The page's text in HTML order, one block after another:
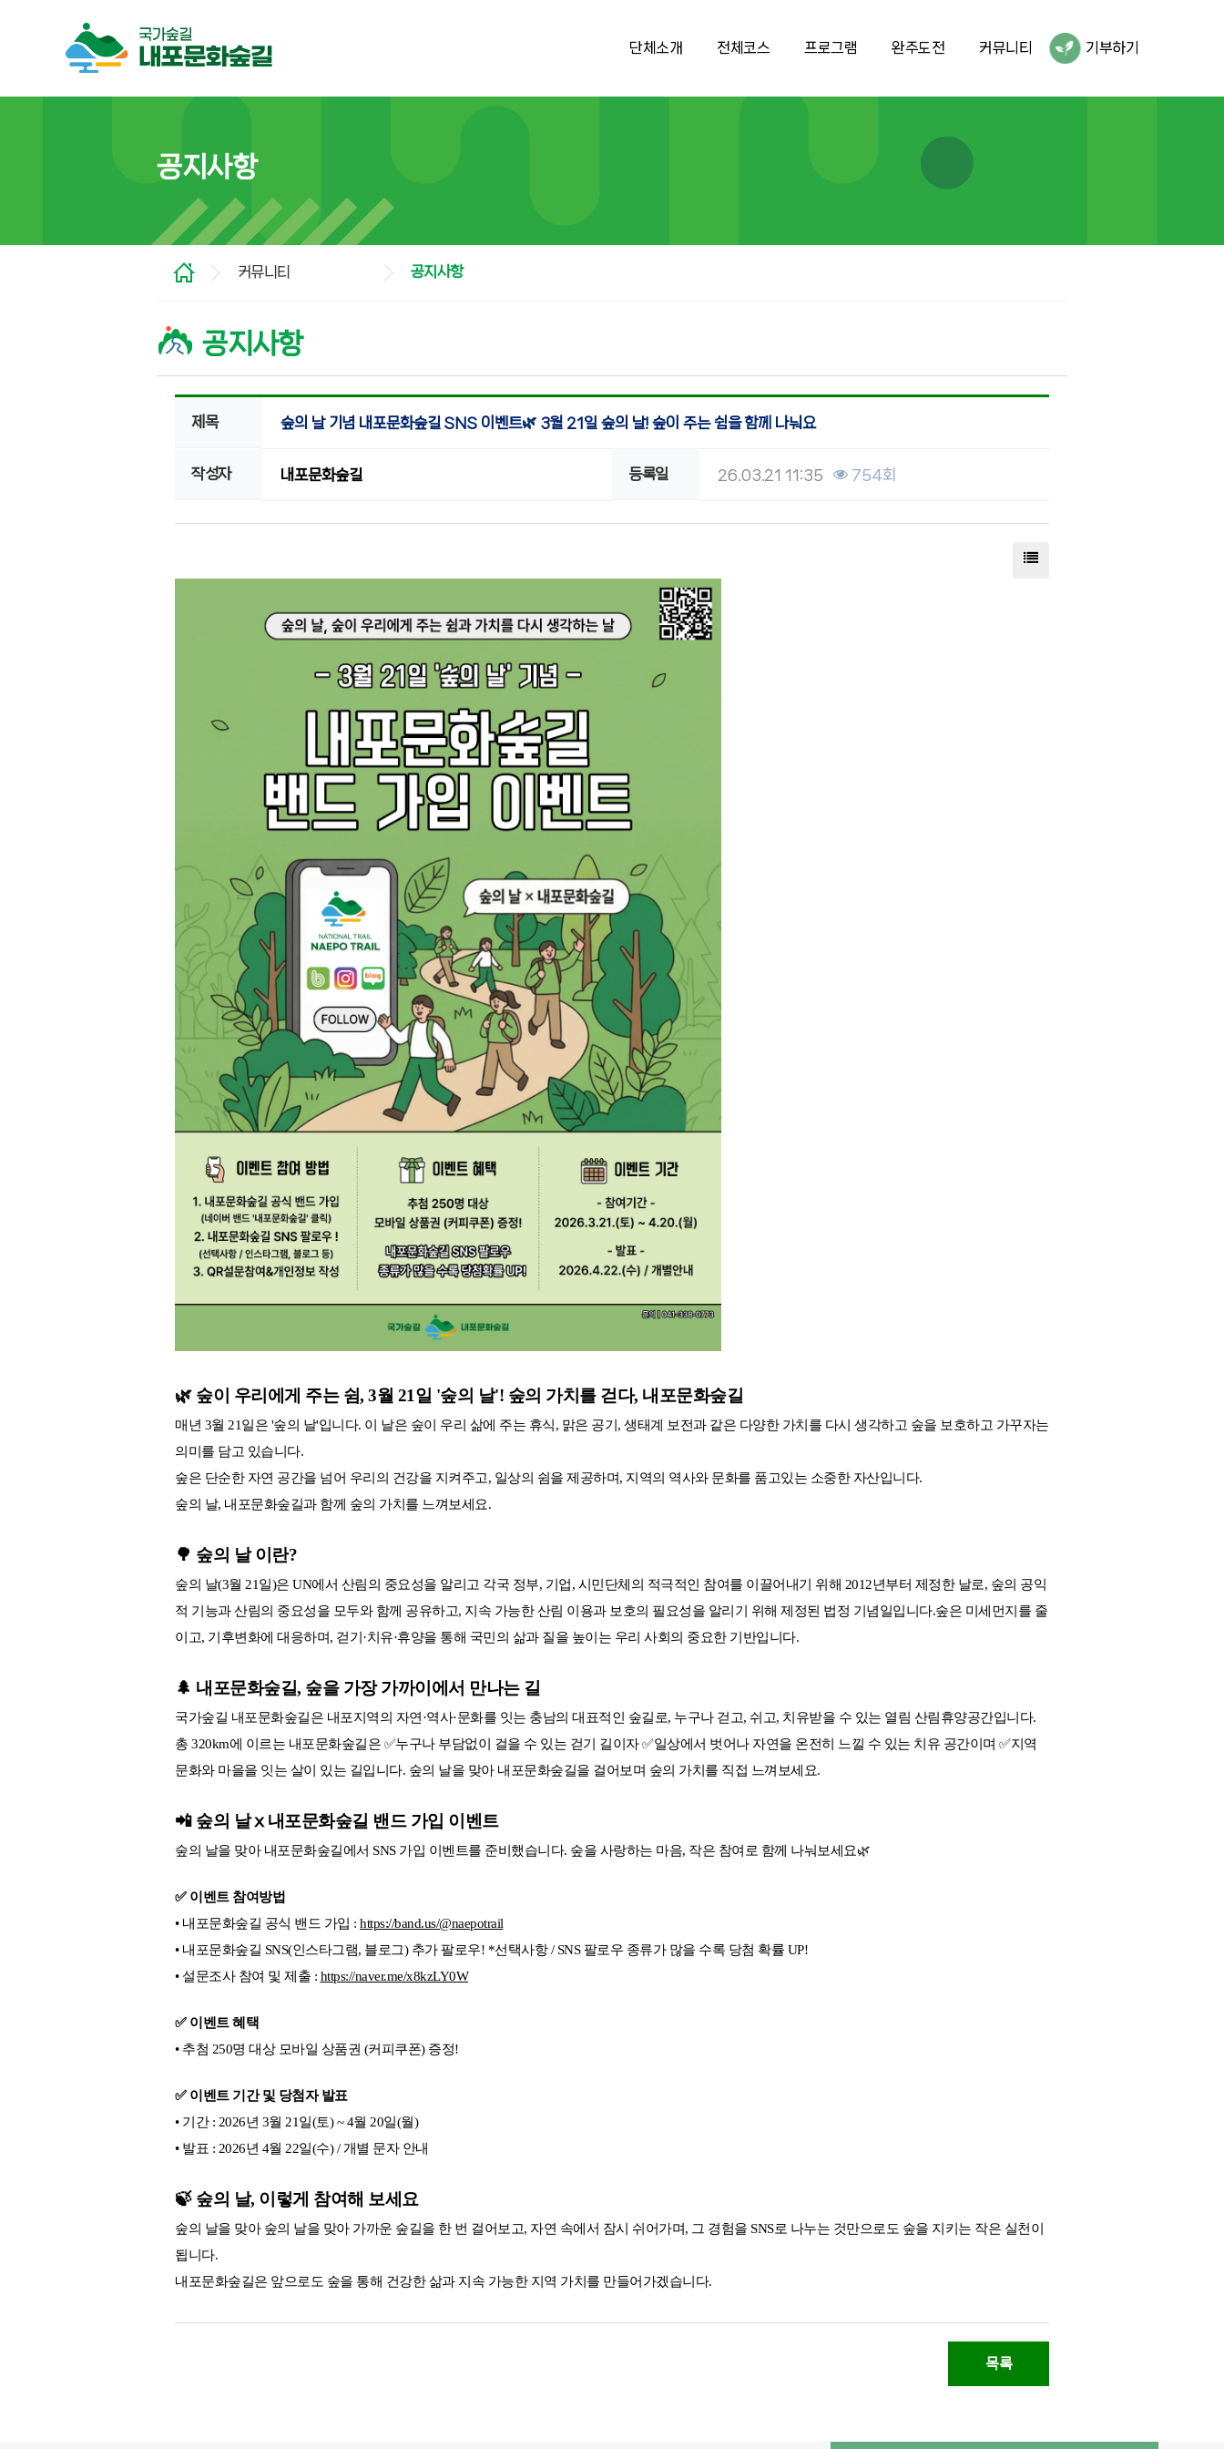
단체소개 전체코스 프로그램 완주도전 커뮤니티 기부하기
공지사항
커뮤니티 공지사항
공지사항
제목 숲의 날 기념 내포문화숲길 SNS 이벤트🌿 3월 21일 숲의 날! 숲이 주는 쉼을 함께 나눠요
작성자 내포문화숲길 등록일 26.03.21 11:35 754회
🌿 숲이 우리에게 주는 쉼, 3월 21일 '숲의 날'! 숲의 가치를 걷다, 내포문화숲길
매년 3월 21일은 '숲의 날'입니다. 이 날은 숲이 우리 삶에 주는 휴식, 맑은 공기, 생태계 보전과 같은 다양한 가치를 다시 생각하고 숲을 보호하고 가꾸자는
의미를 담고 있습니다.
숲은 단순한 자연 공간을 넘어 우리의 건강을 지켜주고, 일상의 쉼을 제공하며, 지역의 역사와 문화를 품고있는 소중한 자산입니다.
숲의 날, 내포문화숲길과 함께 숲의 가치를 느껴보세요.
🌳 숲의 날 이란?
숲의 날(3월 21일)은 UN에서 산림의 중요성을 알리고 각국 정부, 기업, 시민단체의 적극적인 참여를 이끌어내기 위해 2012년부터 제정한 날로, 숲의 공익
적 기능과 산림의 중요성을 모두와 함께 공유하고, 지속 가능한 산림 이용과 보호의 필요성을 알리기 위해 제정된 법정 기념일입니다.숲은 미세먼지를 줄
이고, 기후변화에 대응하며, 걷기·치유·휴양을 통해 국민의 삶과 질을 높이는 우리 사회의 중요한 기반입니다.
🌲 내포문화숲길, 숲을 가장 가까이에서 만나는 길
국가숲길 내포문화숲길은 내포지역의 자연·역사·문화를 잇는 충남의 대표적인 숲길로, 누구나 걷고, 쉬고, 치유받을 수 있는 열림 산림휴양공간입니다.
총 320km에 이르는 내포문화숲길은 ✅누구나 부담없이 걸을 수 있는 걷기 길이자 ✅일상에서 벗어나 자연을 온전히 느낄 수 있는 치유 공간이며 ✅지역
문화와 마을을 잇는 살이 있는 길입니다. 숲의 날을 맞아 내포문화숲길을 걸어보며 숲의 가치를 직접 느껴보세요.
📲 숲의 날ⅹ내포문화숲길 밴드 가입 이벤트
숲의 날을 맞아 내포문화숲길에서 SNS 가입 이벤트를 준비했습니다. 숲을 사랑하는 마음, 작은 참여로 함께 나눠보세요🌿
✅ 이벤트 참여방법
• 내포문화숲길 공식 밴드 가입 : https://band.us/@naepotrail
• 내포문화숲길 SNS(인스타그램, 블로그) 추가 팔로우! *선택사항 / SNS 팔로우 종류가 많을 수록 당첨 확률 UP!
• 설문조사 참여 및 제출 : https://naver.me/x8kzLY0W
✅ 이벤트 혜택
• 추첨 250명 대상 모바일 상품권 (커피쿠폰) 증정!
✅ 이벤트 기간 및 당첨자 발표
• 기간 : 2026년 3월 21일(토) ~ 4월 20일(월)
• 발표 : 2026년 4월 22일(수) / 개별 문자 안내
🍃 숲의 날, 이렇게 참여해 보세요
숲의 날을 맞아 숲의 날을 맞아 가까운 숲길을 한 번 걸어보고, 자연 속에서 잠시 쉬어가며, 그 경험을 SNS로 나누는 것만으로도 숲을 지키는 작은 실천이
됩니다.
내포문화숲길은 앞으로도 숲을 통해 건강한 삶과 지속 가능한 지역 가치를 만들어가겠습니다.
목록